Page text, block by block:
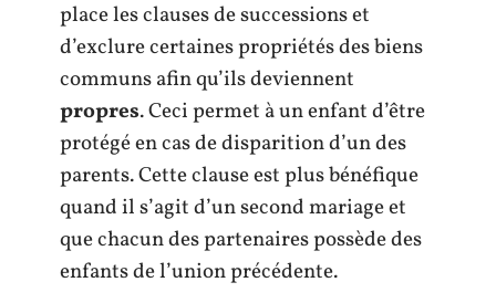
place les clauses de successions et
d’exclure certaines propriétés des biens
communs afin qu’ils deviennent
propres. Ceci permet à un enfant d’être
protégé en cas de disparition d’un des
parents. Cette clause est plus bénéfique
quand il s’agit d’un second mariage et
que chacun des partenaires possède des
enfants de l’union précédente.